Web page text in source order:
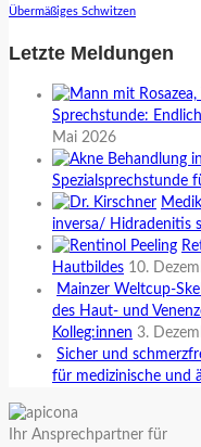
Übermäßiges Schwitzen
Letzte Meldungen
Sprechstunde:
Mai 2026
Spezialsprechstunde
inversa/ Hidradenitis
Hautbildes 10.
Mainzer Weltcup-
des Haut- und
Kolleg:innen 3.
Sicher und
für medizinische und
Ihr Ansprechpartner für